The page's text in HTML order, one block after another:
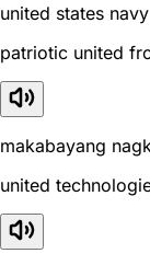
united states navy
patriotic united
makabayang
united